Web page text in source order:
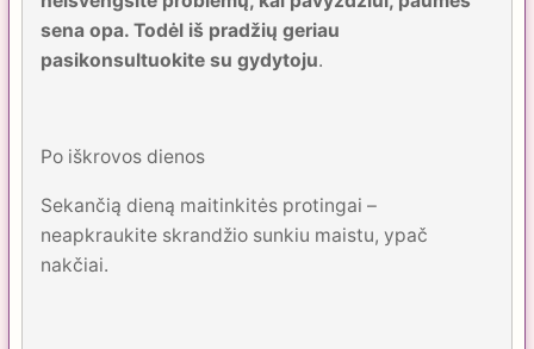
sena opa. Todėl iš pradžių geriau
pasikonsultuokite su gydytoju.
Po iškrovos dienos
Sekančią dieną maitinkitės protingai –
neapkraukite skrandžio sunkiu maistu, ypač
nakčiai.